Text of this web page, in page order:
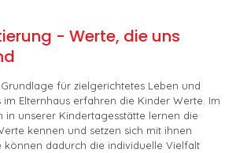
- Werte, die uns
für zielgerichtetes Leben und
im Elternhaus erfahren die Kinder Werte. Im
in unserer Kindertagesstätte lernen die
kennen und setzen sich mit ihnen
können dadurch die individuelle Vielfalt